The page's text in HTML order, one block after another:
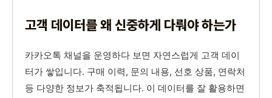
고객 데이터를 왜 신중하게 다뤄야 하는가
카카오톡 채널을 운영하다 보면 자연스럽게 고객 데이
터가 쌓입니다. 구매 이력, 문의 내용, 선호 상품, 연락처
등 다양한 정보가 축적됩니다. 이 데이터를 잘 활용하면